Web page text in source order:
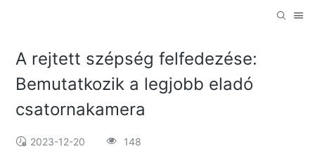
A rejtett szépség felfedezése:
Bemutatkozik a legjobb eladó
csatornakamera
2023-12-20 148